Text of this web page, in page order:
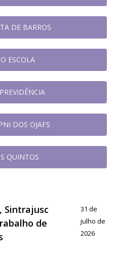
DE BARROS
ESCOLA
DOS OJAFS
QUINTOS
Sintrajusc
de
31 de
julho de
2026